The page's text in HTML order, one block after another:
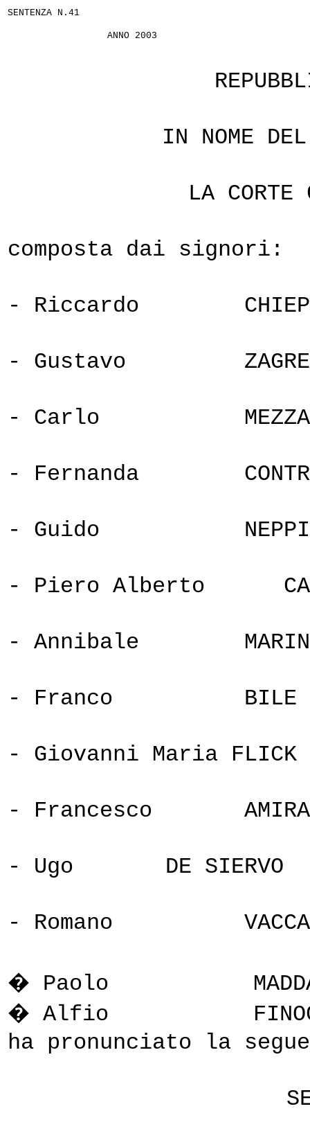
SENTENZA N.41
ANNO 2003
IN NOME
LA CORTE
composta dai signori:
- Riccardo
- Gustavo
- Carlo
- Fernanda
- Guido
- Piero Alberto
- Annibale
- Franco BILE
- Giovanni Maria FLICK
- Francesco
- Ugo DE SIERVO
- Romano
� Paolo
� Alfio
ha pronunciato la